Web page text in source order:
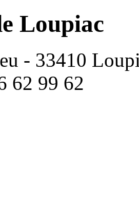
Loupiac
- 33410
62 99 62